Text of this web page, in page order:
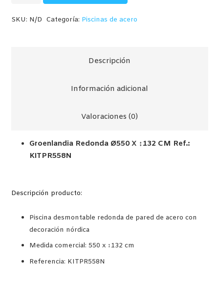
SKU: N/D Categoría: Piscinas de acero
Descripción
Información adicional
Valoraciones (0)
Groenlandia Redonda Ø550 X ↕132 CM Ref.:
KITPR558N
Descripción producto:
Piscina desmontable redonda de pared de acero con
decoración nórdica
Medida comercial: 550 x ↕132 cm
Referencia: KITPR558N